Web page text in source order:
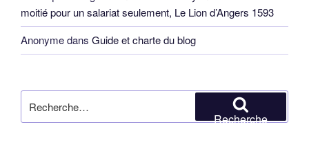
moitié pour un salariat seulement, Le Lion d’Angers 1593
Anonymedans Guide et charte du blog
pour
Recherche